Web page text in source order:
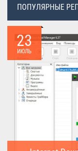
ПОПУЛЯРНЫЕ
23
ИЮЛЬ